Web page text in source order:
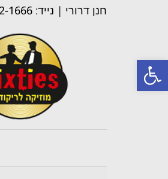
פתח סרגל נגישות
חנן דרורי | נייד: 054-662-1666 | דוא"ל: